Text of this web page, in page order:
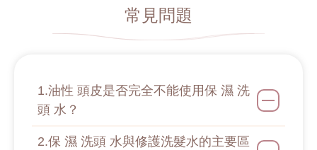
常見問題
1.油性 頭皮是否完全不能使用保 濕 洗
頭 水？
2.保 濕 洗頭 水與修護洗髮水的主要區